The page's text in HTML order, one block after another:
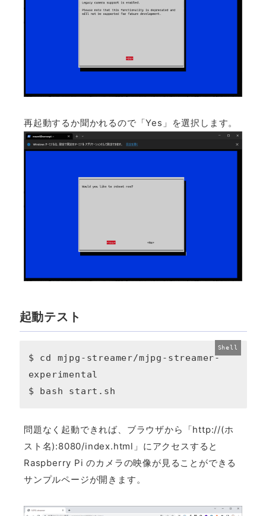
再起動するか聞かれるので「Yes」を選択します。
起動テスト
$ cd mjpg-streamer/mjpg-streamer-
experimental
$ bash start.sh
問題なく起動できれば、ブラウザから「http://(ホ
スト名):8080/index.html」にアクセスすると
Raspberry Pi のカメラの映像が見ることができる
サンプルページが開きます。